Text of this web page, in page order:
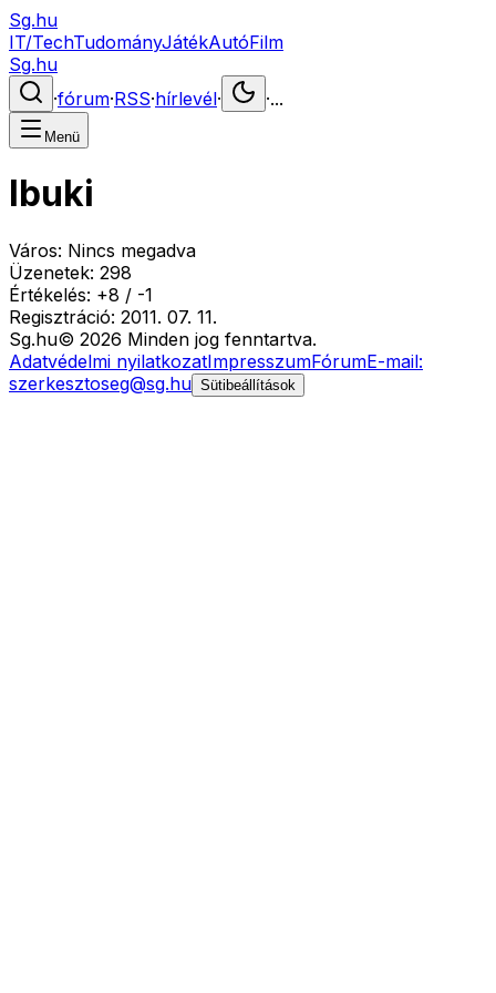
Sg.hu
IT/TechTudományJátékAutóFilm
Sg.hu
·fórum·RSS·hírlevél· ·...
Menü
Ibuki
Város: Nincs megadva
Üzenetek: 298
Értékelés: +8 / -1
Regisztráció: 2011. 07. 11.
Sg.hu© 2026 Minden jog fenntartva.
Adatvédelmi nyilatkozatImpresszumFórumE-mail:
szerkesztoseg@sg.hu Sütibeállítások